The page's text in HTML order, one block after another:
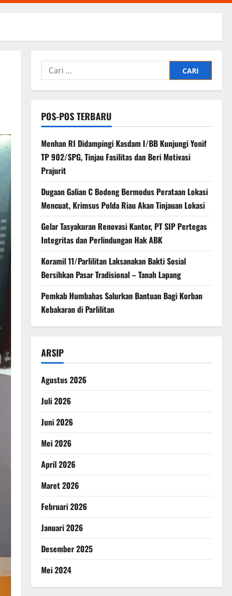
Cari
untuk:
POS-POS TERBARU
Menhan RI Didampingi Kasdam I/BB Kunjungi Yonif
TP 902/SPG, Tinjau Fasilitas dan Beri Motivasi
Prajurit
Dugaan Galian C Bodong Bermodus Perataan Lokasi
Mencuat, Krimsus Polda Riau Akan Tinjauan Lokasi
Gelar Tasyakuran Renovasi Kantor, PT SIP Pertegas
Integritas dan Perlindungan Hak ABK
Koramil 11/Parlilitan Laksanakan Bakti Sosial
Bersihkan Pasar Tradisional – Tanah Lapang
Pemkab Humbahas Salurkan Bantuan Bagi Korban
Kebakaran di Parlilitan
ARSIP
Agustus 2026
Juli 2026
Juni 2026
Mei 2026
April 2026
Maret 2026
Februari 2026
Januari 2026
Desember 2025
Mei 2024